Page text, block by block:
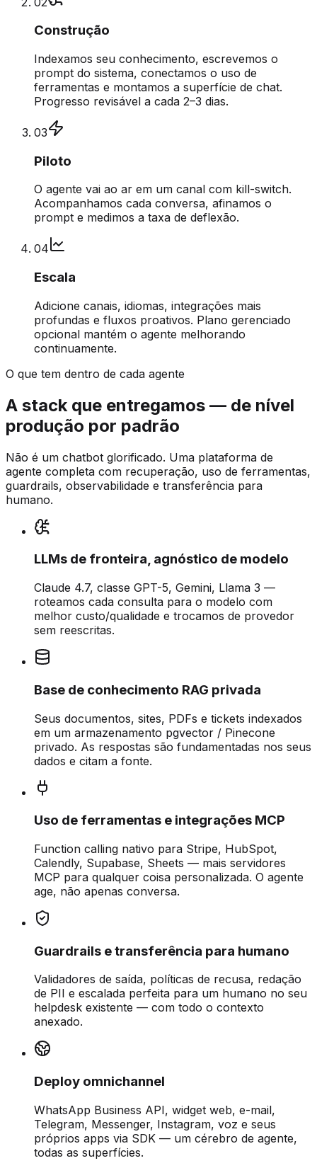
Construção
Indexamos seu conhecimento, escrevemos o
prompt do sistema, conectamos o uso de
ferramentas e montamos a superfície de chat.
Progresso revisável a cada 2–3 dias.
03
Piloto
O agente vai ao ar em um canal com kill-switch.
Acompanhamos cada conversa, afinamos o
prompt e medimos a taxa de deflexão.
04
Escala
Adicione canais, idiomas, integrações mais
profundas e fluxos proativos. Plano gerenciado
opcional mantém o agente melhorando
continuamente.
O que tem dentro de cada agente
A stack que entregamos — de nível
produção por padrão
Não é um chatbot glorificado. Uma plataforma de
agente completa com recuperação, uso de ferramentas,
guardrails, observabilidade e transferência para
humano.
LLMs de fronteira, agnóstico de modelo
Claude 4.7, classe GPT-5, Gemini, Llama 3 —
roteamos cada consulta para o modelo com
melhor custo/qualidade e trocamos de provedor
sem reescritas.
Base de conhecimento RAG privada
Seus documentos, sites, PDFs e tickets indexados
em um armazenamento pgvector / Pinecone
privado. As respostas são fundamentadas nos seus
dados e citam a fonte.
Uso de ferramentas e integrações MCP
Function calling nativo para Stripe, HubSpot,
Calendly, Supabase, Sheets — mais servidores
MCP para qualquer coisa personalizada. O agente
age, não apenas conversa.
Guardrails e transferência para humano
Validadores de saída, políticas de recusa, redação
de PII e escalada perfeita para um humano no seu
helpdesk existente — com todo o contexto
anexado.
Deploy omnichannel
WhatsApp Business API, widget web, e-mail,
Telegram, Messenger, Instagram, voz e seus
próprios apps via SDK — um cérebro de agente,
todas as superfícies.